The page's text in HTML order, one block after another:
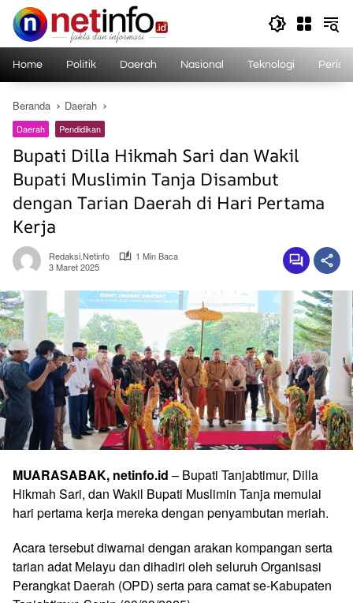
Langsung
konten
Home Politik Daerah Nasional Teknologi
Beranda Daerah
Daerah Pendidikan
Bupati Dilla Hikmah Sari dan Wakil
Bupati Muslimin Tanja Disambut
dengan Tarian Daerah di Hari Pertama
Kerja
Redaksi.netinfo
1 Min Baca
3 Maret 2025
MUARASABAK, netinfo.id – Bupati Tanjabtimur, Dilla
Hikmah Sari, dan Wakil Bupati Muslimin Tanja memulai
hari pertama kerja mereka dengan penyambutan meriah.
Acara tersebut diwarnai dengan arakan kompangan serta
tarian adat Melayu dan dihadiri oleh seluruh Organisasi
Perangkat Daerah (OPD) serta para camat se-Kabupaten